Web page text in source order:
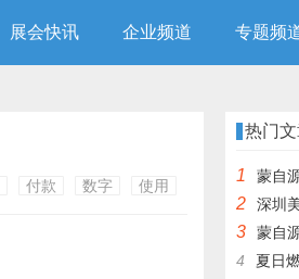
展会快讯 企业频道 专题频
付款 数字 使用
热门
1 蒙自源火
2 深圳美
3
蒙自源火
4
夏日燃